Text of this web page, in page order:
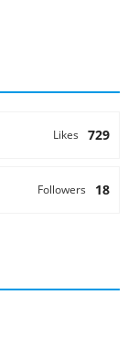
729
Likes
18
Followers